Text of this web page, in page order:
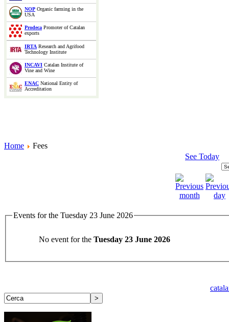
NOP Organic farming in the
USA
Prodeca Promoter of Catalan
exports
IRTA Research and Agrifood
Technology Institute
INCAVI Catalan Institute of
Vine and Wine
ENAC National Entity of
Accreditation
Home
Fees
See Today
Events for the Tuesday 23 June 2026
No event for the Tuesday 23 June 2026